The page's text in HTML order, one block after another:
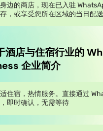
边的商店，现在已入驻
，或享受您所在区域的当日配送
酒店与住宿行业的
企业简介
住宿，热情服务。直接通过
即时确认，无需等待